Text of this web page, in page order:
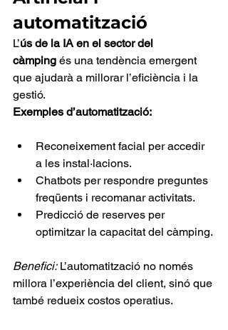
automatització
L’ús de la IA en el sector del
càmping és una tendència emergent
que ajudarà a millorar l’eficiència i la
gestió.
Exemples d’automatització:
Reconeixement facial per accedir
a les instal·lacions.
Chatbots per respondre preguntes
freqüents i recomanar activitats.
Predicció de reserves per
optimitzar la capacitat del càmping.
Benefici: L’automatització no només
millora l’experiència del client, sinó que
també redueix costos operatius.